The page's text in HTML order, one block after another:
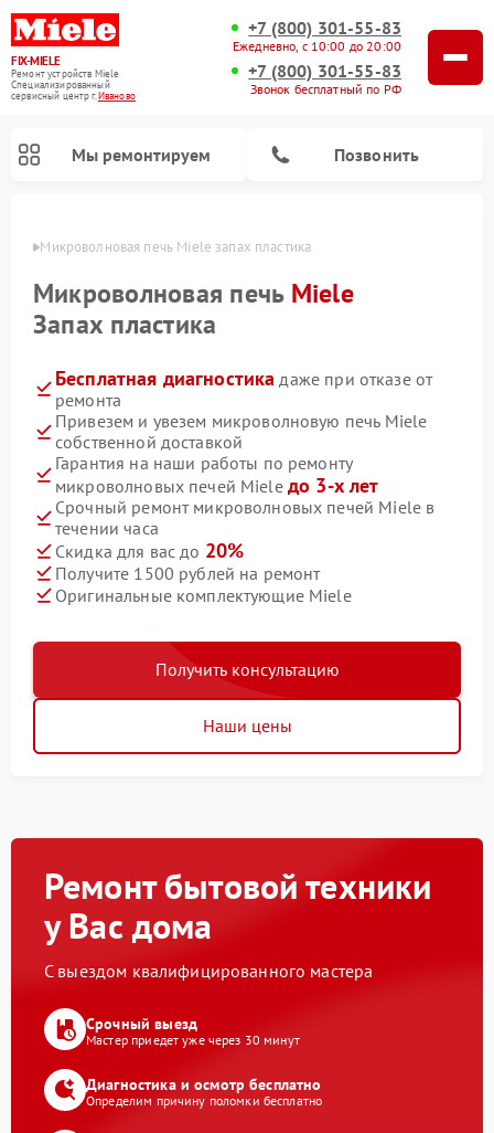
FIX-MIELE
Ремонт устройств Miele
Специализированный
cервисный центр г.Иваново
+7 (800) 301-55-83
Ежедневно, с 10:00 до 20:00
+7 (800) 301-55-83
Звонок бесплатный по РФ
Мы ремонтируем Позвонить
Микроволновая печь Miele запах пластика
Микроволновая печь Miele
Запах пластика
Бесплатная диагностика даже при отказе от
ремонта
Привезем и увезем микроволновую печь Miele
собственной доставкой
Гарантия на наши работы по ремонту
микроволновых печей Miele до 3-х лет
Срочный ремонт микроволновых печей Miele в
течении часа
Скидка для вас до 20%
Получите 1500 рублей на ремонт
Оригинальные комплектующие Miele
Получить консультацию
Наши цены
Ремонт бытовой техники
у Вас дома
С выездом квалифицированного мастера
Срочный выезд
Мастер приедет уже через 30 минут
Диагностика и осмотр бесплатно
Определим причину поломки бесплатно